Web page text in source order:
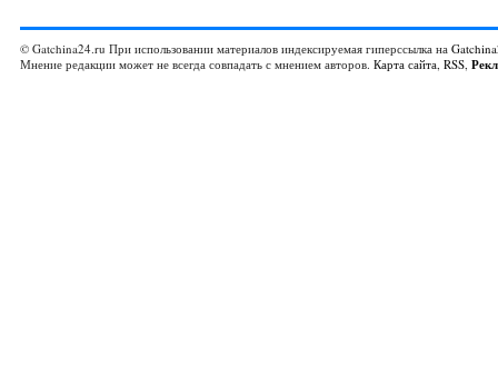
© Gatchina24.ru При использовании материалов индексируемая гиперссылка на
Мнение редакции может не всегда совпадать с мнением авторов. Карта сайта, RSS,